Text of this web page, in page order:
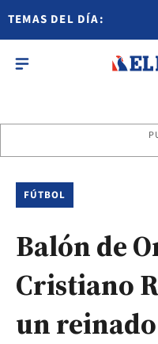
TEMAS DEL DÍA:
FÚTBOL
Balón de
Cristiano
un